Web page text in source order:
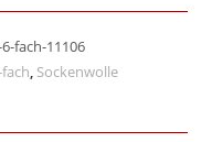
fach-11106
, Sockenwolle